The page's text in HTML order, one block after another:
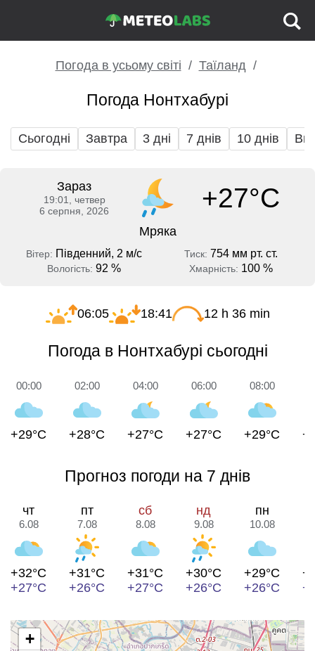
Погода в усьому світі Таїланд
Погода Нонтхабурі
Сьогодні Завтра 3 дні 7 днів 10 днів
Зараз
19:01, четвер
6 серпня, 2026
+27°C
Мряка
Вітер: Південний, 2 м/с Тиск: 754 мм рт. ст.
Вологість: 92 % Хмарність: 100 %
06:05 18:41 12 h 36 min
Погода в Нонтхабурі сьогодні
00:00
+29°C
02:00
+28°C
04:00
+27°C
06:00
+27°C
08:00
+29°C
Прогноз погоди на 7 днів
чт
6.08
+32°C
+27°C
пт
7.08
+31°C
+26°C
сб
8.08
+31°C
+27°C
нд
9.08
+30°C
+26°C
пн
10.08
+29°C
+26°C
+